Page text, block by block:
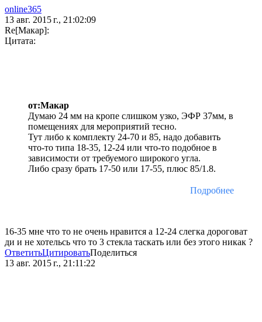
online365
13 авг. 2015 г., 21:02:09
Re[Макар]:
Цитата:
от:Макар
Думаю 24 мм на кропе слишком узко, ЭФР 37мм, в
помещениях для мероприятий тесно.
Тут либо к комплекту 24-70 и 85, надо добавить
что-то типа 18-35, 12-24 или что-то подобное в
зависимости от требуемого широкого угла.
Либо сразу брать 17-50 или 17-55, плюс 85/1.8.
Подробнее
16-35 мне что то не очень нравится а 12-24 слегка дороговат
ди и не хотельсь что то 3 стекла таскать или без этого никак ?
ОтветитьЦитироватьПоделиться
13 авг. 2015 г., 21:11:22